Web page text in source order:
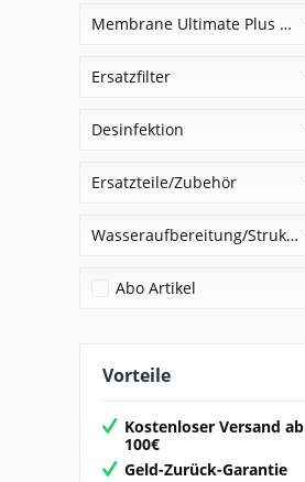
Membrane Ultimate Plus Pro
Ersatzfilter
Mineralisierung
Desinfektion
Desinfektion
Ersatzteile/Zubehör
Ersatzteile Wasseraufbereitung/Strukturierung
Abo Artikel
Vorteile
Kostenloser Versand ab
100€
Geld-Zurück-Garantie